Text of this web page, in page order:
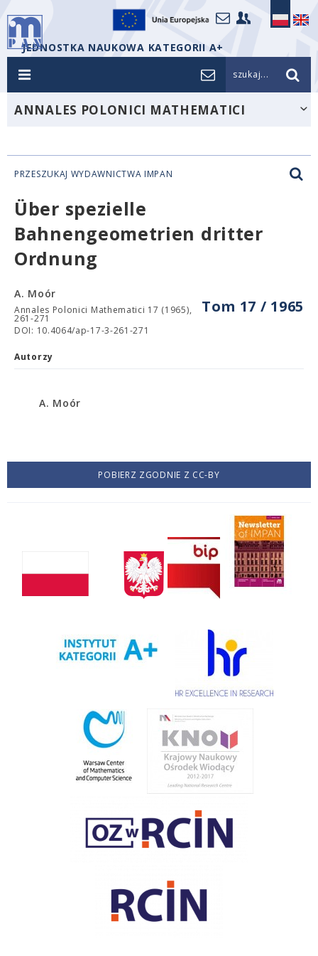
JEDNOSTKA NAUKOWA KATEGORII A+
szukaj...
ANNALES POLONICI MATHEMATICI
PRZESZUKAJ WYDAWNICTWA IMPAN
Über spezielle
Bahnengeometrien dritter
Ordnung
Tom 17 / 1965
A. Moór
Annales Polonici Mathematici 17 (1965),
261-271
DOI: 10.4064/ap-17-3-261-271
Autorzy
A. Moór
POBIERZ ZGODNIE Z CC-BY